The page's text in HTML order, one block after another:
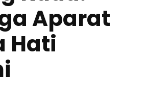
Aparat
Hati